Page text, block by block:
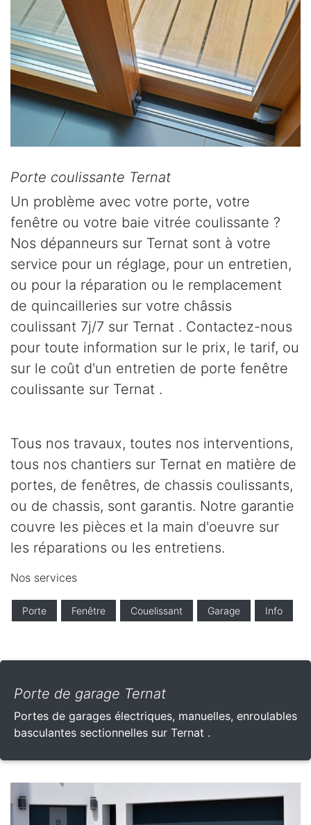
Porte coulissante Ternat
Un problème avec votre porte, votre
fenêtre ou votre baie vitrée coulissante ?
Nos dépanneurs sur Ternat sont à votre
service pour un réglage, pour un entretien,
ou pour la réparation ou le remplacement
de quincailleries sur votre châssis
coulissant 7j/7 sur Ternat . Contactez-nous
pour toute information sur le prix, le tarif, ou
sur le coût d'un entretien de porte fenêtre
coulissante sur Ternat .
Tous nos travaux, toutes nos interventions,
tous nos chantiers sur Ternat en matière de
portes, de fenêtres, de chassis coulissants,
ou de chassis, sont garantis. Notre garantie
couvre les pièces et la main d'oeuvre sur
les réparations ou les entretiens.
Nos services
Porte Fenêtre Couelissant Garage Info
Porte de garage Ternat
Portes de garages électriques, manuelles, enroulables
basculantes sectionnelles sur Ternat .